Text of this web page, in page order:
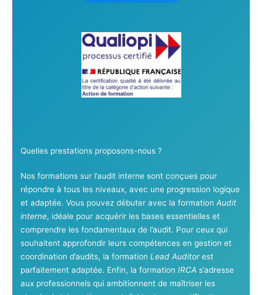
Quelles prestations proposons-nous ?
Nos formations sur l’audit interne sont conçues pour
répondre à tous les niveaux, avec une progression logique
et adaptée. Vous pouvez débuter avec la formation Audit
interne, idéale pour acquérir les bases essentielles et
comprendre les fondamentaux de l’audit. Pour ceux qui
souhaitent approfondir leurs compétences en gestion et
coordination d’audits, la formation Lead Auditorest
parfaitement adaptée. Enfin, la formation IRCA s’adresse
aux professionnels qui ambitionnent de maîtriser les